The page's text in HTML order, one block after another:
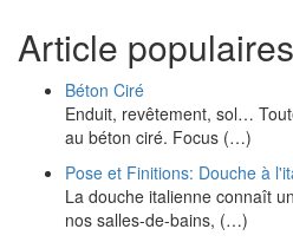
Article populaires
Béton Ciré
Enduit, revêtement, sol…
au béton ciré. Focus (…)
Pose et Finitions: Douche à
La douche italienne connaît
nos salles-de-bains, (…)